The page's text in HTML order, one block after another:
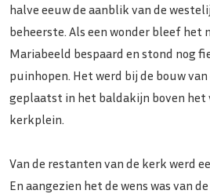
halve eeuw de aanblik van de
beheerste. Als een wonder bleef het
Mariabeeld bespaard en stond nog
puinhopen. Het werd bij de bouw
geplaatst in het baldakijn boven het
kerkplein.
Van de restanten van de kerk werd
En aangezien het de wens was van